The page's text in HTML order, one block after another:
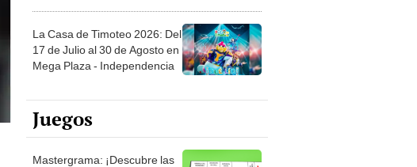
La Casa de Timoteo 2026: Del
17 de Julio al 30 de Agosto en
Mega Plaza - Independencia
Juegos
Mastergrama: ¡Descubre las